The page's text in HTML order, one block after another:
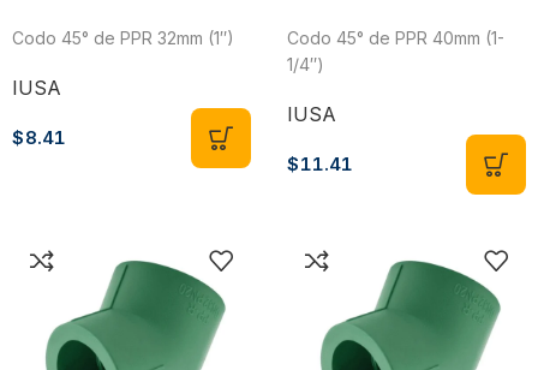
Codo 45° de PPR 32mm (1″)
IUSA
$8.41
Codo 45° de PPR 40mm (1-
1/4″)
IUSA
$11.41